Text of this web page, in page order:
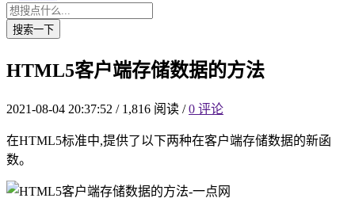
搜索一下
HTML5客户端存储数据的方法
2021-08-04 20:37:52 /1,816 阅读 / 0 评论
在HTML5标准中,提供了以下两种在客户端存储数据的新函
数。